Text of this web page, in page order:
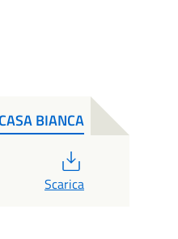
BIANCA
Scarica